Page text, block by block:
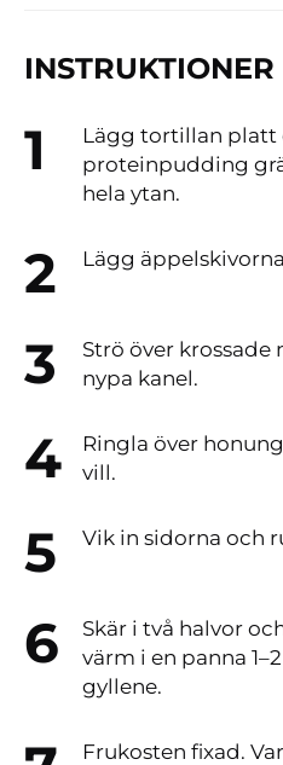
INSTRUKTIONER
Lägg tortillan platt
proteinpudding
hela ytan.
Lägg
Strö över krossade
nypa kanel.
Ringla över
vill.
Vik in sidorna och
Skär i två halvor
värm i en panna
gyllene.
Frukosten fixad.